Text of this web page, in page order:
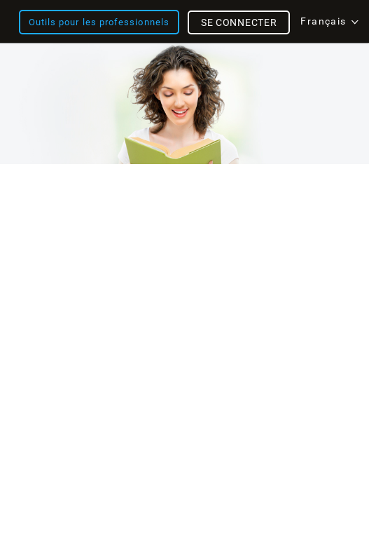
Outils pour les professionnels Français
SE CONNECTER